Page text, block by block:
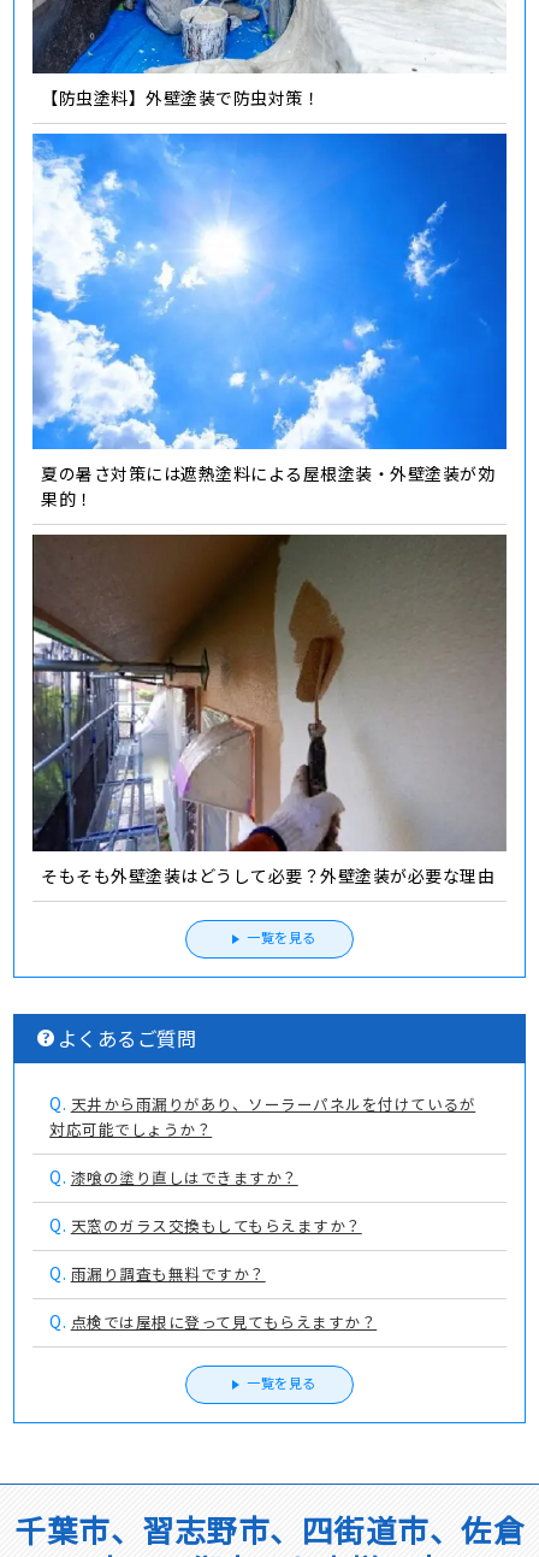
【防虫塗料】外壁塗装で防虫対策！
夏の暑さ対策には遮熱塗料による屋根塗装・外壁塗装が効
果的！
そもそも外壁塗装はどうして必要？外壁塗装が必要な理由
一覧を見る
よくあるご質問
Q. 天井から雨漏りがあり、ソーラーパネルを付けているが
対応可能でしょうか？
Q. 漆喰の塗り直しはできますか？
Q. 天窓のガラス交換もしてもらえますか？
Q. 雨漏り調査も無料ですか？
Q. 点検では屋根に登って見てもらえますか？
一覧を見る
千葉市、習志野市、四街道市、佐倉